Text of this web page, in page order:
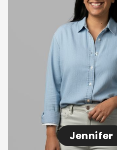
Jennifer